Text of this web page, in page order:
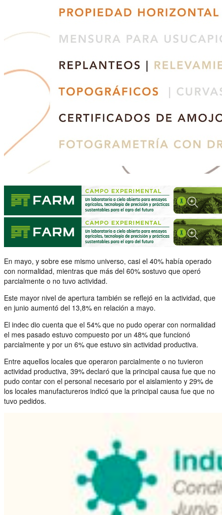
En mayo, y sobre ese mismo universo, casi el 40% había operado
con normalidad, mientras que más del 60% sostuvo que operó
parcialmente o no tuvo actividad.
Este mayor nivel de apertura también se reflejó en la actividad, que
en junio aumentó del 13,8% en relación a mayo.
El indec dio cuenta que el 54% que no pudo operar con normalidad
el mes pasado estuvo compuesto por un 48% que funcionó
parcialmente y por un 6% que estuvo sin actividad productiva.
Entre aquellos locales que operaron parcialmente o no tuvieron
actividad productiva, 39% declaró que la principal causa fue que no
pudo contar con el personal necesario por el aislamiento y 29% de
los locales manufactureros indicó que la principal causa fue que no
tuvo pedidos.